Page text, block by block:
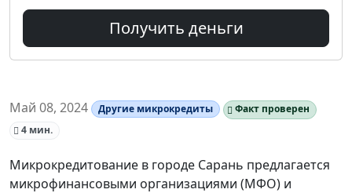
Получить деньги
Май 08, 2024 Другие микрокредиты
Факт проверен
4 мин.
Микрокредитование в городе Сарань предлагается
микрофинансовыми организациями (МФО) и